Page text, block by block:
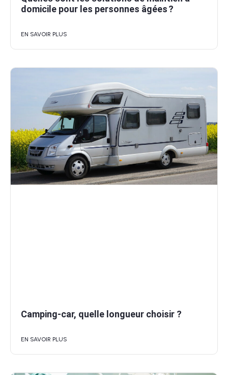
domicile pour les personnes âgées ?
EN SAVOIR PLUS
Camping-car, quelle longueur choisir ?
EN SAVOIR PLUS